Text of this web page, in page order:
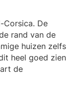
Corsica. De
rand van de
huizen zelfs
heel goed zien
de